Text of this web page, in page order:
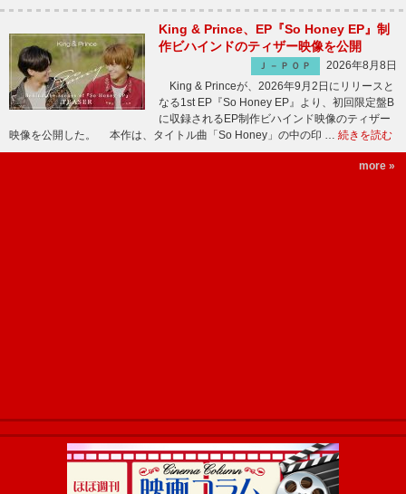
King & Prince、EP『So Honey EP』制
作ビハインドのティザー映像を公開
Ｊ－ＰＯＰ
2026年8月8日
King & Princeが、2026年9月2日にリリースと
なる1st EP『So Honey EP』より、初回限定盤B
に収録されるEP制作ビハインド映像のティザー
映像を公開した。 本作は、タイトル曲「So Honey」の中の印 … 続きを読む
more »